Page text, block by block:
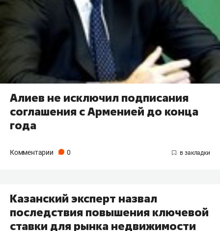
Алиев не исключил подписания
соглашения с Арменией до конца
года
Комментарии 0
Казанский эксперт назвал
последствия повышения ключевой
ставки для рынка недвижимости